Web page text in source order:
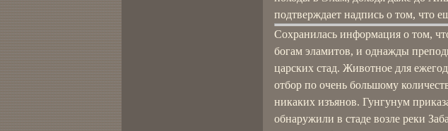
подтверждает надпись о том, что
Сохранилась информация о том,
богам эламитов, и однажды
царских стад. Животное для
отбор по очень большому
никаких изъянов. Гунгунум
обнаружили в стаде возле реки